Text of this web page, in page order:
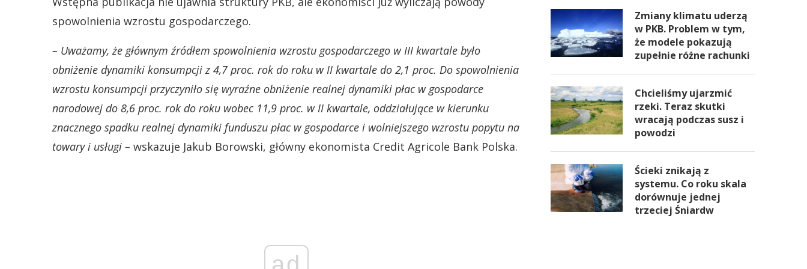
spowolnienia wzrostu gospodarczego.
– Uważamy, że głównym źródłem spowolnienia wzrostu gospodarczego w III kwartale było
obniżenie dynamiki konsumpcji z 4,7 proc. rok do roku w II kwartale do 2,1 proc. Do spowolnienia
wzrostu konsumpcji przyczyniło się wyraźne obniżenie realnej dynamiki płac w gospodarce
narodowej do 8,6 proc. rok do roku wobec 11,9 proc. w II kwartale, oddziałujące w kierunku
znacznego spadku realnej dynamiki funduszu płac w gospodarce i wolniejszego wzrostu popytu na
towary i usługi – wskazuje Jakub Borowski, główny ekonomista Credit Agricole Bank Polska.
Zmiany klimatu uderzą
w PKB. Problem w tym,
że modele pokazują
zupełnie różne rachunki
Chcieliśmy ujarzmić
rzeki. Teraz skutki
wracają podczas susz i
powodzi
Ścieki znikają z
systemu. Co roku skala
dorównuje jednej
trzeciej Śniardw